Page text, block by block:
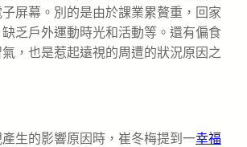
屏幕。別的是由於課業累贅重，回家
乏戶外運動時光和活動等。還有偏食
，也是惹起遠視的周遭的狀況原因之
的影響原因時，崔冬梅提到一幸福